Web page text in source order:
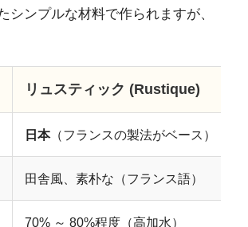
ンプルな材料で作られますが、
リュスティック (Rustique)
日本（フランスの製法がベース）
田舎風、素朴な（フランス語）
70% ～ 80%程度（高加水）